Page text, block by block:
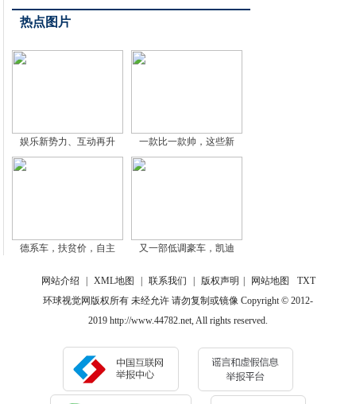
热点图片
娱乐新势力、互动再升 一款比一款帅，这些新
德系车，扶贫价，自主 又一部低调豪车，凯迪
网站介绍 XML地图 联系我们 版权声明 网站地图
TXT
环球视觉网版权所有 未经允许 请勿复制或镜像 Copyright © 2012-
2019 http://www.44782.net, All rights reserved.